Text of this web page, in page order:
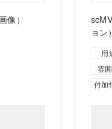
）
ョン）
用
雰
付加